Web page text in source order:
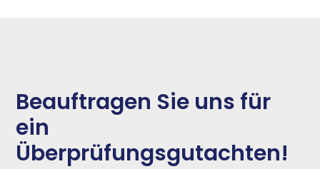
Beauftragen Sie uns für
ein
Überprüfungsgutachten!